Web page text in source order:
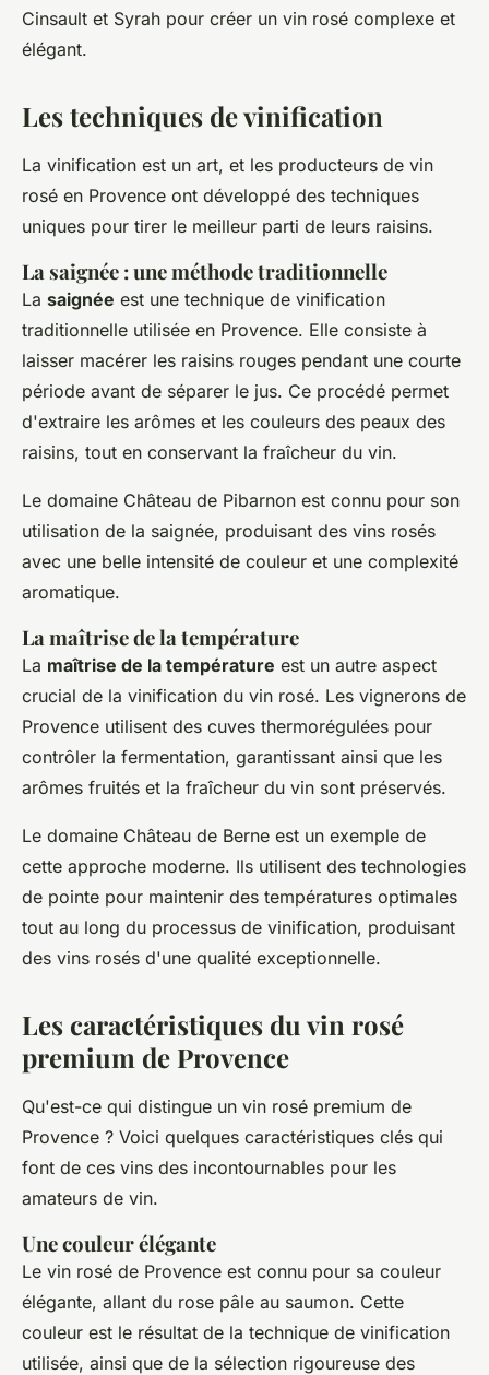
Cinsault et Syrah pour créer un vin rosé complexe et
élégant.
Les techniques de vinification
La vinification est un art, et les producteurs de vin
rosé en Provence ont développé des techniques
uniques pour tirer le meilleur parti de leurs raisins.
La saignée : une méthode traditionnelle
La saignée est une technique de vinification
traditionnelle utilisée en Provence. Elle consiste à
laisser macérer les raisins rouges pendant une courte
période avant de séparer le jus. Ce procédé permet
d'extraire les arômes et les couleurs des peaux des
raisins, tout en conservant la fraîcheur du vin.
Le domaine Château de Pibarnon est connu pour son
utilisation de la saignée, produisant des vins rosés
avec une belle intensité de couleur et une complexité
aromatique.
La maîtrise de la température
La maîtrise de la température est un autre aspect
crucial de la vinification du vin rosé. Les vignerons de
Provence utilisent des cuves thermorégulées pour
contrôler la fermentation, garantissant ainsi que les
arômes fruités et la fraîcheur du vin sont préservés.
Le domaine Château de Berne est un exemple de
cette approche moderne. Ils utilisent des technologies
de pointe pour maintenir des températures optimales
tout au long du processus de vinification, produisant
des vins rosés d'une qualité exceptionnelle.
Les caractéristiques du vin rosé
premium de Provence
Qu'est-ce qui distingue un vin rosé premium de
Provence ? Voici quelques caractéristiques clés qui
font de ces vins des incontournables pour les
amateurs de vin.
Une couleur élégante
Le vin rosé de Provence est connu pour sa couleur
élégante, allant du rose pâle au saumon. Cette
couleur est le résultat de la technique de vinification
utilisée, ainsi que de la sélection rigoureuse des